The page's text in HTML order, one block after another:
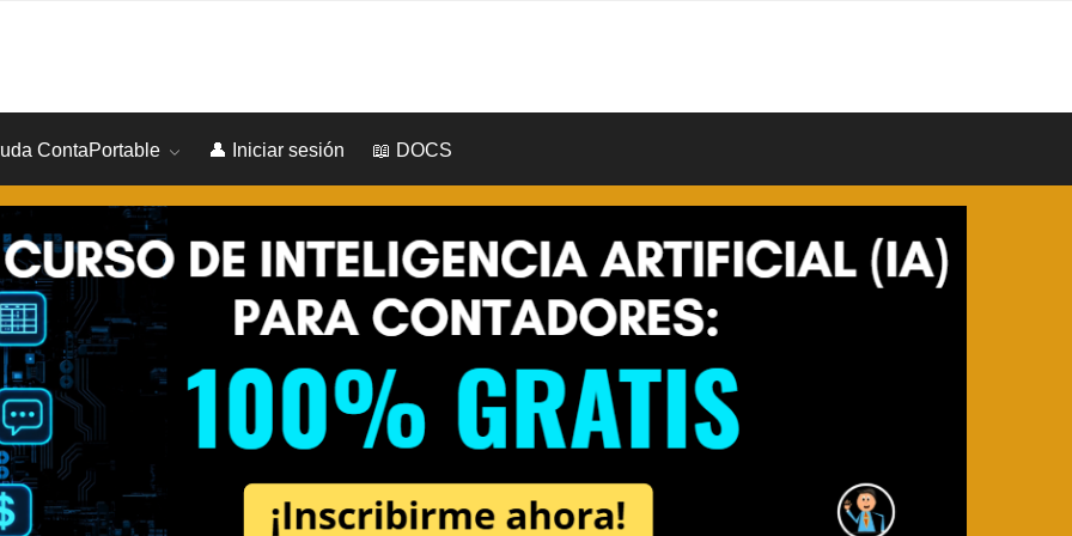
ContaPortable 👤 Iniciar sesión 📖 DOCS